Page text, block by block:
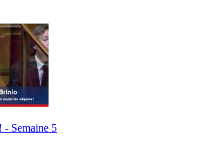
Semaine 5